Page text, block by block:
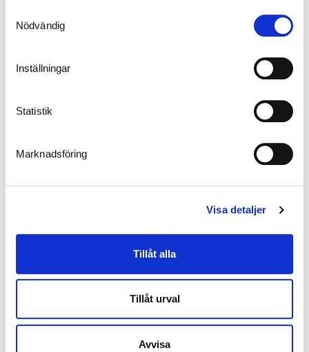
Nödvändig
Inställningar
Statistik
Marknadsföring
Visa detaljer
Tillåt alla
Tillåt urval
Avvisa